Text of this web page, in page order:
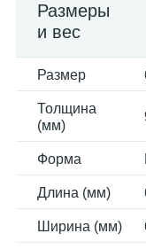
Размеры
и вес
Размер
Толщина
(мм)
Форма
Длина (мм)
Ширина (мм)